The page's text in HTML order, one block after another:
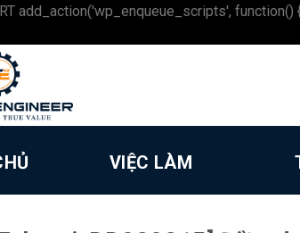
add_action('wp_enqueue_scripts',
VIỆC LÀM